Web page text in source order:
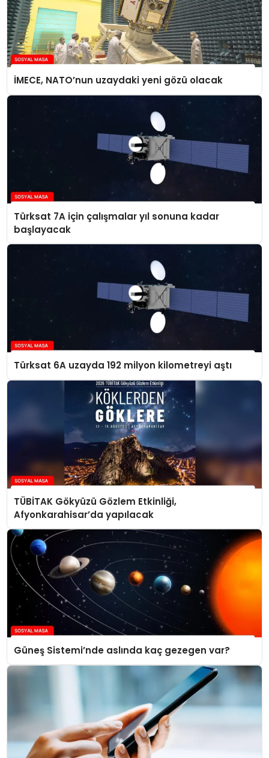
İMECE, NATO’nun uzaydaki yeni gözü olacak
Türksat 7A için çalışmalar yıl sonuna kadar
başlayacak
Türksat 6A uzayda 192 milyon kilometreyi aştı
TÜBİTAK Gökyüzü Gözlem Etkinliği,
Afyonkarahisar’da yapılacak
Güneş Sistemi’nde aslında kaç gezegen var?